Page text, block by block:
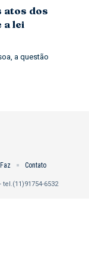
atos dos
a lei
a questão
- tel.(11)91754-6532
Contato